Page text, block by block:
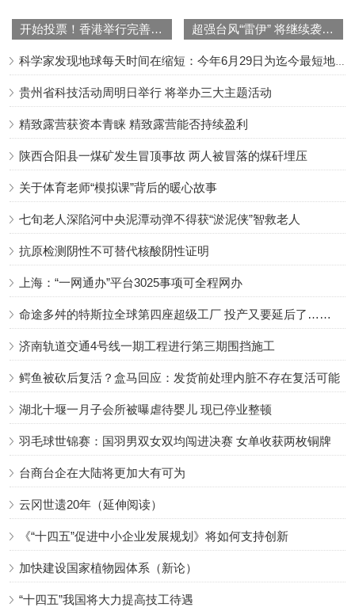
开始投票！香港举行完善选举制度后首次立法会选举 超强台风“雷伊” 将继续袭击西沙、中沙群岛附近海域
科学家发现地球每天时间在缩短：今年6月29日为迄今最短地球日
贵州省科技活动周明日举行 将举办三大主题活动
精致露营获资本青睐 精致露营能否持续盈利
陕西合阳县一煤矿发生冒顶事故 两人被冒落的煤矸埋压
关于体育老师“模拟课”背后的暖心故事
七旬老人深陷河中央泥潭动弹不得获“淤泥侠”智救老人
抗原检测阴性不可替代核酸阴性证明
上海：“一网通办”平台3025事项可全程网办
命途多舛的特斯拉全球第四座超级工厂 投产又要延后了……
济南轨道交通4号线一期工程进行第三期围挡施工
鳄鱼被砍后复活？盒马回应：发货前处理内脏不存在复活可能
湖北十堰一月子会所被曝虐待婴儿 现已停业整顿
羽毛球世锦赛：国羽男双女双均闯进决赛 女单收获两枚铜牌
台商台企在大陆将更加大有可为
云冈世遗20年（延伸阅读）
《“十四五”促进中小企业发展规划》将如何支持创新
加快建设国家植物园体系（新论）
“十四五”我国将大力提高技工待遇